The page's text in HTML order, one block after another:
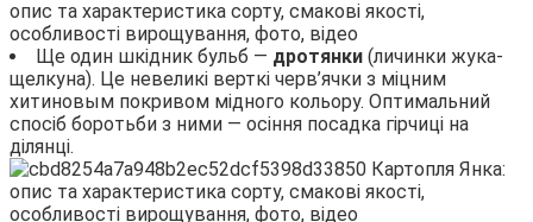
Ще один шкідник бульб — дротянки (личинки жука-
щелкуна). Це невеликі верткі черв’ячки з міцним
хитиновым покривом мідного кольору. Оптимальний
спосіб боротьби з ними — осіння посадка гірчиці на
ділянці.